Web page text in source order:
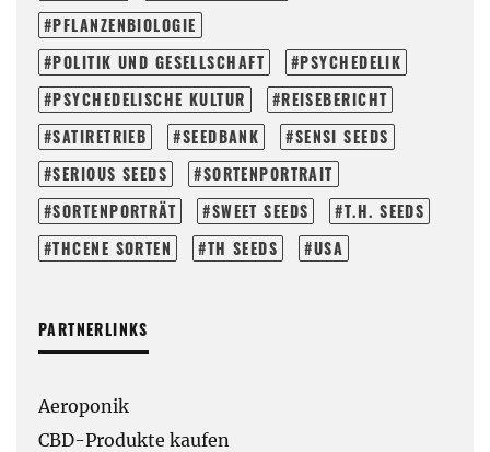
PFLANZENBIOLOGIE
POLITIK UND GESELLSCHAFT
PSYCHEDELIK
PSYCHEDELISCHE KULTUR
REISEBERICHT
SATIRETRIEB
SEEDBANK
SENSI SEEDS
SERIOUS SEEDS
SORTENPORTRAIT
SORTENPORTRÄT
SWEET SEEDS
T.H. SEEDS
THCENE SORTEN
TH SEEDS USA
PARTNERLINKS
Aeroponik
CBD-Produkte kaufen